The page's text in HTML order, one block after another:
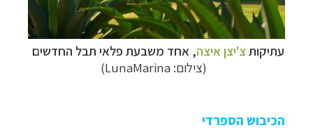
עתיקותצ'יצן איצה, אחד משבעת פלאי תבל החדשים
(צילום: LunaMarina)
הכיבוש הספרדי